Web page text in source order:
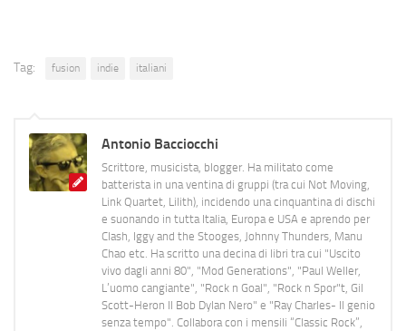
Tag: fusion indie italiani
Antonio Bacciocchi
Scrittore, musicista, blogger. Ha militato come
batterista in una ventina di gruppi (tra cui Not Moving,
Link Quartet, Lilith), incidendo una cinquantina di dischi
e suonando in tutta Italia, Europa e USA e aprendo per
Clash, Iggy and the Stooges, Johnny Thunders, Manu
Chao etc. Ha scritto una decina di libri tra cui "Uscito
vivo dagli anni 80", "Mod Generations", "Paul Weller,
L’uomo cangiante", "Rock n Goal", "Rock n Spor"t, Gil
Scott-Heron Il Bob Dylan Nero" e "Ray Charles- Il genio
senza tempo". Collabora con i mensili “Classic Rock”,